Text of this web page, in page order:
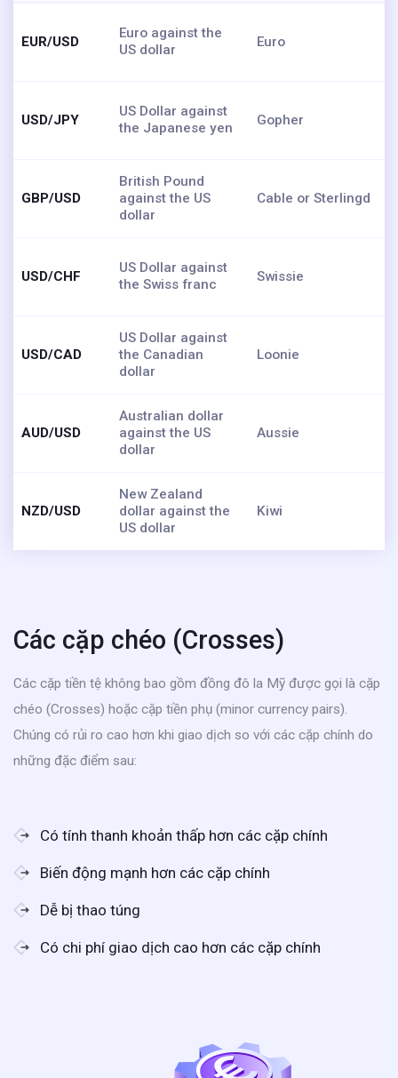
EUR/USD
Euro against the
US dollar
Euro
USD/JPY
US Dollar against
the Japanese yen
Gopher
GBP/USD
British Pound
against the US
dollar
Cable or Sterlingd
USD/CHF
US Dollar against
the Swiss franc
Swissie
USD/CAD
US Dollar against
the Canadian
dollar
Loonie
AUD/USD
Australian dollar
against the US
dollar
Aussie
NZD/USD
New Zealand
dollar against the
US dollar
Kiwi
Các cặp chéo (Crosses)
Các cặp tiền tệ không bao gồm đồng đô la Mỹ được gọi là cặp
chéo (Crosses) hoặc cặp tiền phụ (minor currency pairs).
Chúng có rủi ro cao hơn khi giao dịch so với các cặp chính do
những đặc điểm sau:
Có tính thanh khoản thấp hơn các cặp chính
Biến động mạnh hơn các cặp chính
Dễ bị thao túng
Có chi phí giao dịch cao hơn các cặp chính